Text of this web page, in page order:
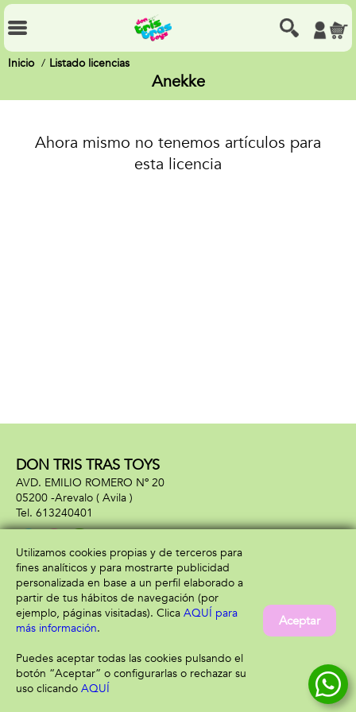
Inicio Listado licencias
Anekke
Ahora mismo no tenemos artículos para
esta licencia
DON TRIS TRAS TOYS
AVD. EMILIO ROMERO Nº 20
05200 -Arevalo ( Avila )
613240401
Información
Aviso legal
Política de privacidad
Política de cookies
Atención al cliente
Envío y devolución
Utilizamos cookies propias y de terceros para
fines analíticos y para mostrarte publicidad
personalizada en base a un perfil elaborado a
partir de tus hábitos de navegación (por
ejemplo, páginas visitadas). Clica AQUÍ para
más información.
Puedes aceptar todas las cookies pulsando el
botón “Aceptar” o configurarlas o rechazar su
uso clicando AQUÍ
Aceptar